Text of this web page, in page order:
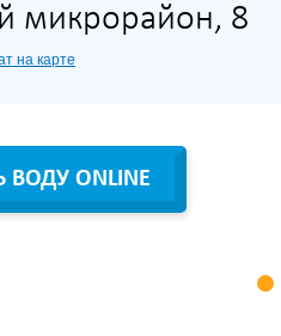
микрорайон, 8
на карте
ВОДУ ONLINE